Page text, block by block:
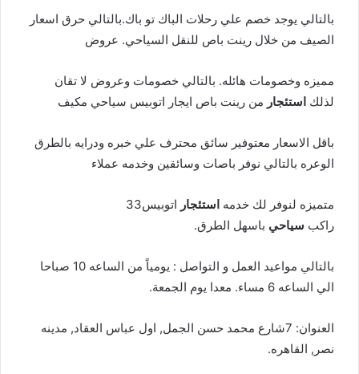
بالتالي يوجد خصم علي رحلات الباك تو باك.بالتالي حرق اسعار
الصيف من خلال رينت باص للنقل السياحي. عروض
مميزه وخصومات هائله. بالتالي خصومات وعروض لا تقان
لذلك استئجار من رينت باص ايجار اتوبيس سياحي مكيف
باقل الاسعار معتوفير سائق محترف علي خبره ودرايه بالطرق
الوعره بالتالي نوفر باصات وسائقين وخدمه عملاء
متميزه لنوفر لك خدمه استئجار
اتوبيس33
راكب سياحي باسهل الطرق.
بالتالي مواعيد العمل و التواصل : يومياً من الساعه 10 صباحا
الي الساعه 6 مساء. معدا يوم الجمعة.
العنوان: 7شارع محمد حسن الجمل, اول عباس العقاد, مدينه
نصر, القاهره.